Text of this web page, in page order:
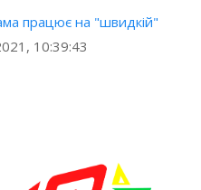
працює на "швидкій"
10:39:43